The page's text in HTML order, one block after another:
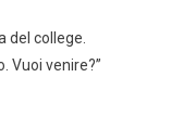
del college.
Vuoi venire?”